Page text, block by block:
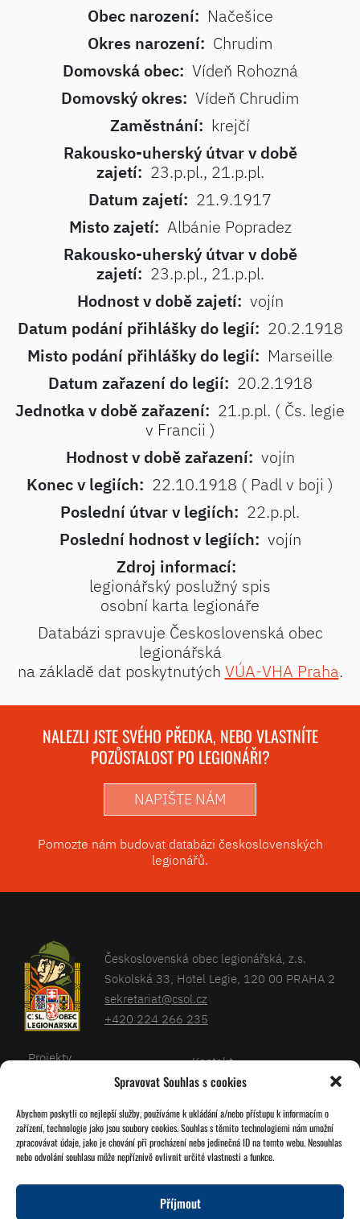
Spravovat Souhlas s cookies
Abychom poskytli co nejlepší služby, používáme k ukládání a/nebo přístupu k informacím o
zařízení, technologie jako jsou soubory cookies. Souhlas s těmito technologiemi nám umožní
zpracovávat údaje, jako je chování při procházení nebo jedinečná ID na tomto webu. Nesouhlas
nebo odvolání souhlasu může nepříznivě ovlivnit určité vlastnosti a funkce.
Příjmout
Obec narození: Načešice
Okres narození: Chrudim
Domovská obec: Vídeň Rohozná
Domovský okres: Vídeň Chrudim
Zaměstnání: krejčí
Rakousko-uherský útvar v době
zajetí: 23.p.pl., 21.p.pl.
Datum zajetí: 21.9.1917
Misto zajetí: Albánie Popradez
Rakousko-uherský útvar v době
zajetí: 23.p.pl., 21.p.pl.
Hodnost v době zajetí: vojín
Datum podání přihlášky do legií: 20.2.1918
Misto podání přihlášky do legií: Marseille
Datum zařazení do legií: 20.2.1918
Jednotka v době zařazení: 21.p.pl. ( Čs. legie
v Francii )
Hodnost v době zařazení: vojín
Konec v legiích: 22.10.1918 ( Padl v boji )
Poslední útvar v legiích: 22.p.pl.
Poslední hodnost v legiích: vojín
Zdroj informací:
legionářský poslužný spis
osobní karta legionáře
Databázi spravuje Československá obec
legionářská
na základě dat poskytnutých VÚA-VHA Praha.
NALEZLI JSTE SVÉHO PŘEDKA, NEBO VLASTNÍTE
POZŮSTALOST PO LEGIONÁŘI?
NAPIŠTE NÁM
Pomozte nám budovat databázi československých
legionářů.
Československá obec legionářská, z.s.
Sokolská 33, Hotel Legie, 120 00 PRAHA 2
sekretariat@csol.cz
+420 224 266 235
Projekty
Kalendář
O nás
Kontakt
Databáze legionářů
Pro členy
Zásady cookies